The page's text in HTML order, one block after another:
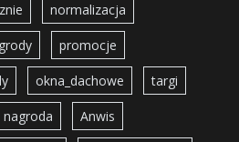
normalizacja
promocje
okna_dachowe targi
nagroda Anwis